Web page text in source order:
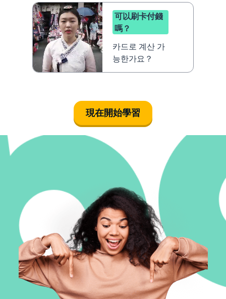
可以刷卡付錢
嗎？
카드로 계산 가
능한가요？
現在開始學習